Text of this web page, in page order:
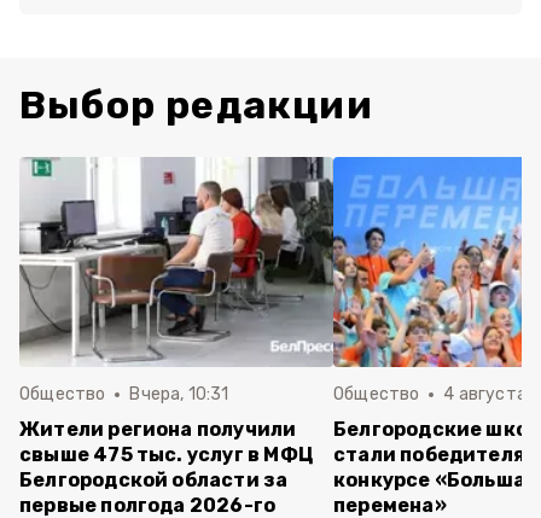
Выбор редакции
Общество Вчера, 10:31
Жители региона получили
свыше 475 тыс. услуг в МФЦ
Белгородской области за
первые полгода 2026-го
Общество 4 августа ,
Белгородские
стали
конкурсе «Большая
перемена»